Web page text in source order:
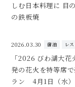
しむ日本料理に 目
の鉄板焼
2026.03.30 宿泊 レ
「2026 びわ湖大
発の花火を特等席
ラン 4月1日（水）